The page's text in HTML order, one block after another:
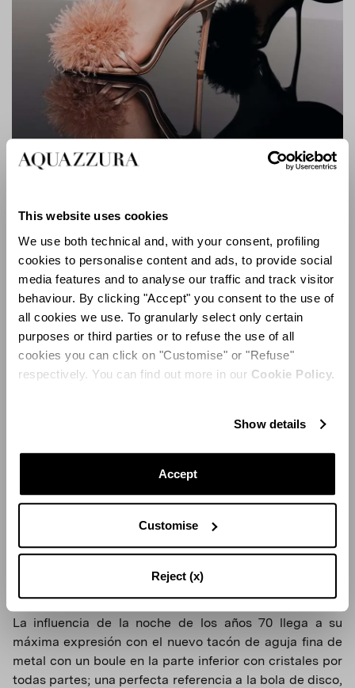
This website uses cookies
We use both technical and, with your consent, profiling
cookies to personalise content and ads, to provide social
media features and to analyse our traffic and track visitor
behaviour. By clicking "Accept" you consent to the use of
all cookies we use. To granularly select only certain
purposes or third parties or to refuse the use of all
cookies you can click on "Customise" or "Refuse"
respectively. You can find out more in our Cookie Policy.
Show details
Accept
Customise
Reject (x)
“Para esta colección me inspiré mucho en la danza.
Deseo celebrar la vida de nuevo y nuestros zapatos
deberían hacerlo también. Desde los tacones en forma
de bola de disco a la malla de cristal, el calzado
expresivo, incluso para el día, es lo que me hace sentir
bien ahora”
La influencia de la noche de los años 70 llega a su
máxima expresión con el nuevo tacón de aguja fina de
metal con un boule en la parte inferior con cristales por
todas partes; una perfecta referencia a la bola de disco,